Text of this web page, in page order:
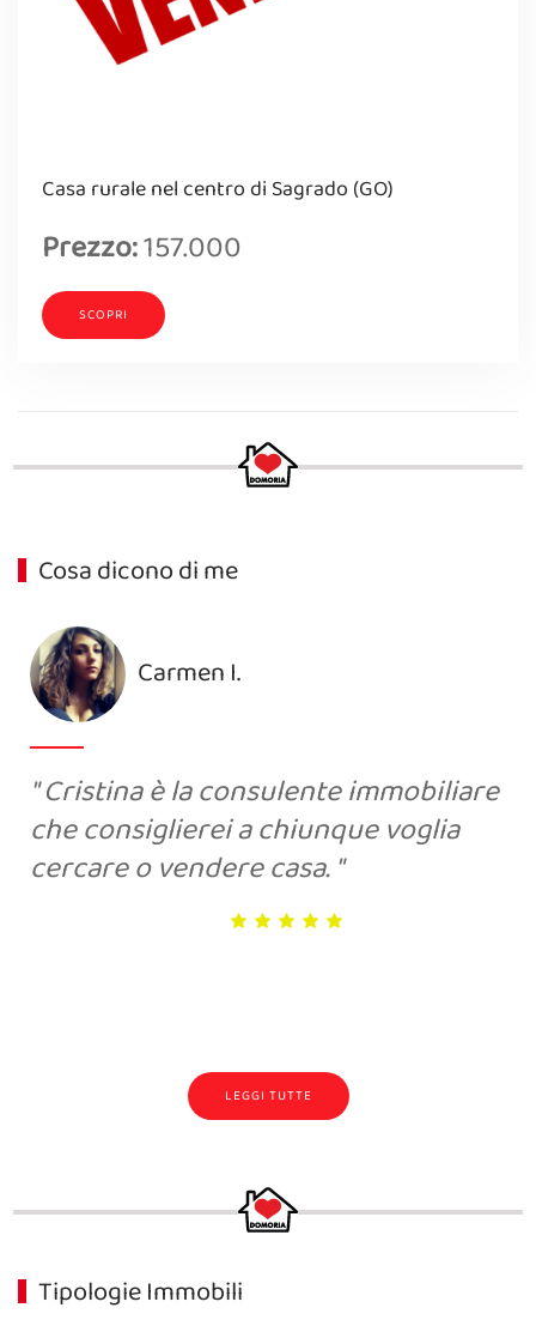
Casa rurale nel centro di Sagrado (GO)
Prezzo:157.000
SCOPRI
Cosa dicono di me
Carmen I.
Cristina è la consulente immobiliare
che consiglierei a chiunque voglia
cercare o vendere casa.
LEGGI TUTTE
Tipologie Immobili